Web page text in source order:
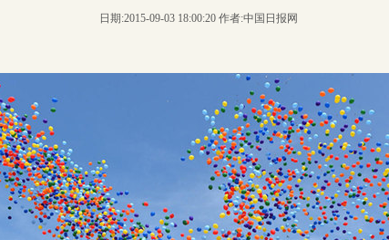
日期:2015-09-03 18:00:20 作者:中国日报网